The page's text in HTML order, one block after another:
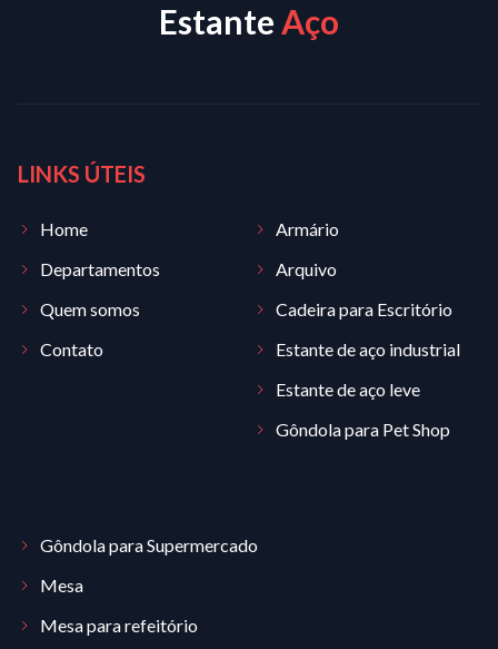
EstanteAço
LINKS ÚTEIS
Home
Departamentos
Quem somos
Contato
Armário
Arquivo
Cadeira para Escritório
Estante de aço industrial
Estante de aço leve
Gôndola para Pet Shop
Gôndola para Supermercado
Mesa
Mesa para refeitório